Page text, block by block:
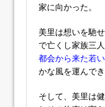
家に向かった。
美里は想いを馳
で亡くし家族三
都会から来た若
かな風を運んでき
そして、美里は